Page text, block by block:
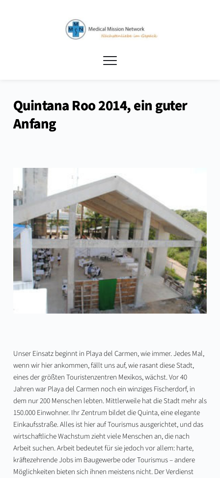
Quintana Roo 2014, ein guter
Anfang
Unser Einsatz beginnt in Playa del Carmen, wie immer. Jedes Mal,
wenn wir hier ankommen, fällt uns auf, wie rasant diese Stadt,
eines der größten Touristenzentren Mexikos, wächst. Vor 40
Jahren war Playa del Carmen noch ein winziges Fischerdorf, in
dem nur 200 Menschen lebten. Mittlerweile hat die Stadt mehr als
150.000 Einwohner. Ihr Zentrum bildet die Quinta, eine elegante
Einkaufsstraße. Alles ist hier auf Tourismus ausgerichtet, und das
wirtschaftliche Wachstum zieht viele Menschen an, die nach
Arbeit suchen. Arbeit bedeutet für sie jedoch vor allem: harte,
kräftezehrende Jobs im Baugewerbe oder Tourismus – andere
Möglichkeiten bieten sich ihnen meistens nicht. Der Verdienst